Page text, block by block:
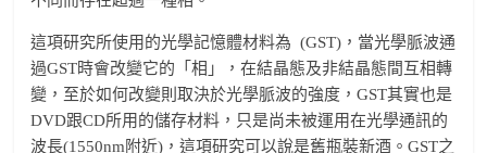
這項研究所使用的光學記憶體材料為 (GST)，當光學脈波通
過GST時會改變它的「相」，在結晶態及非結晶態間互相轉
變，至於如何改變則取決於光學脈波的強度，GST其實也是
DVD跟CD所用的儲存材料，只是尚未被運用在光學通訊的
波長(1550nm附近)，這項研究可以說是舊瓶裝新酒。GST之